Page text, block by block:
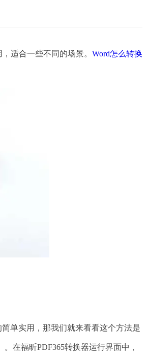
适合一些不同的场景。 Word怎么转换
单实用，那我们就来看看这个方法是
在福昕PDF365转换器运行界面中，